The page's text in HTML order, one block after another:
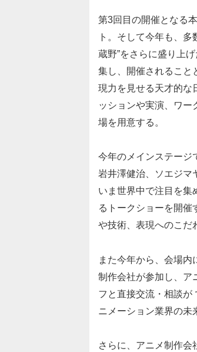
第3回目の開催となる
ト。そして今年も、
蔵野”をさらに盛り上
集し、開催されること
現力を見せる天才的な
ッションや実演、ワー
場を用意する。
今年のメインステージ
岩井澤健治、ソエジマ
いま世界中で注目を集
るトークショーを開催
や技術、表現へのこだ
また今年から、会場
制作会社が参加し、ア
フと直接交流・相談が
ニメーション業界の未
さらに、アニメ制作会